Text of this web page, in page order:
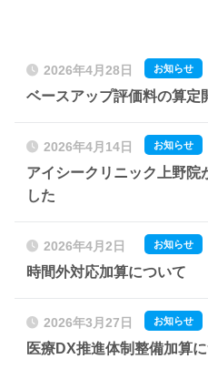
2026年4月28日
ベースアップ評価料の算定
お知らせ
2026年4月14日
アイシークリニック上野院
した
お知らせ
2026年4月2日
時間外対応加算について
お知らせ
2026年3月27日
医療DX推進体制整備加算
お知らせ